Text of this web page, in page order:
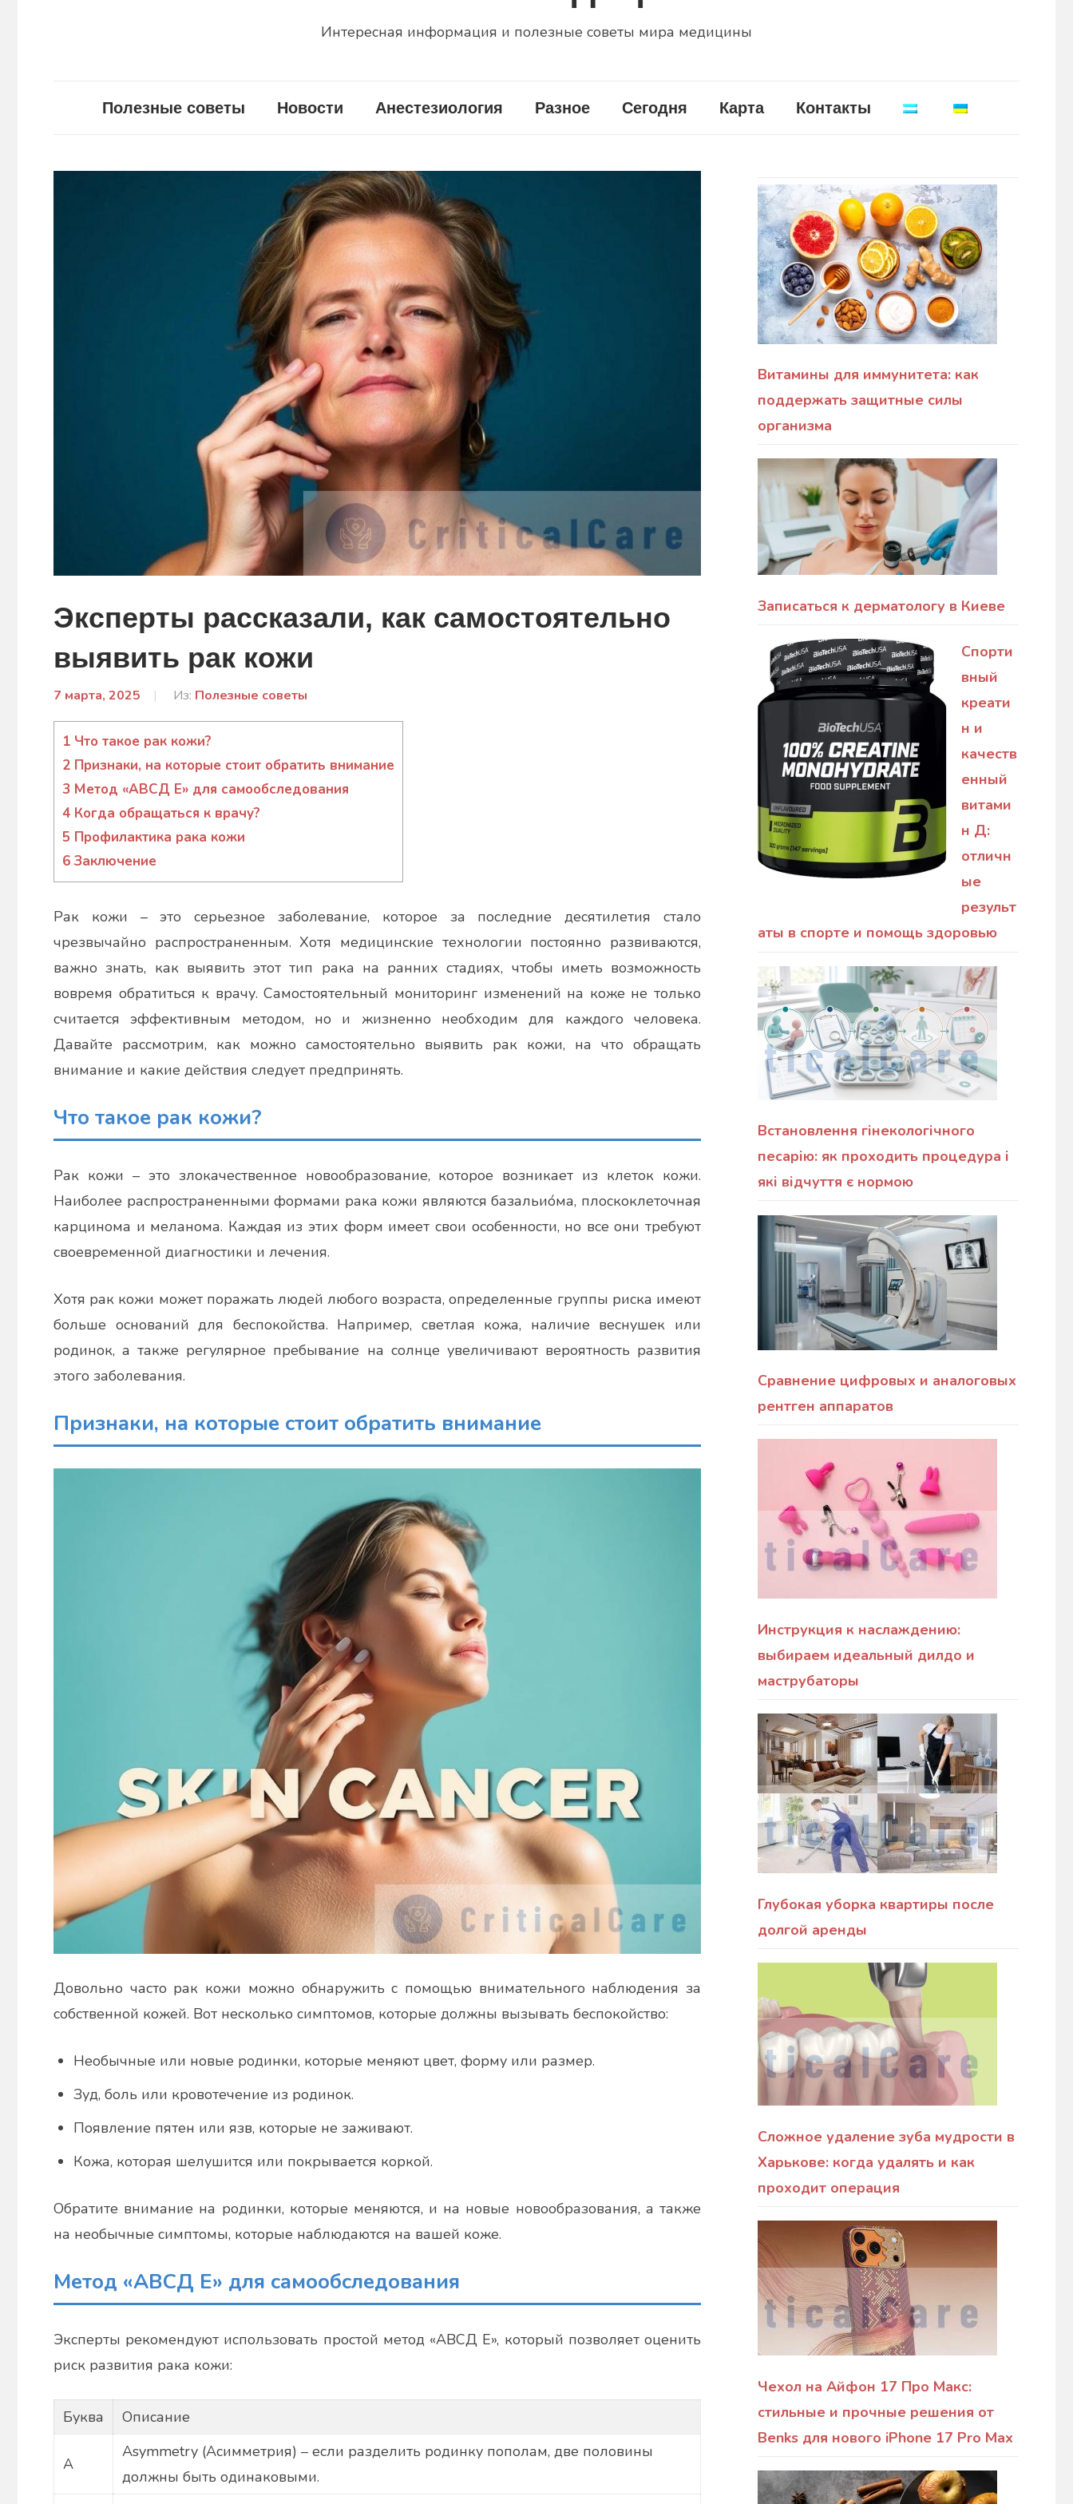
Интересная информация и полезные советы мира медицины
Полезные советы Новости Анестезиология Разное Сегодня Карта Контакты
Эксперты рассказали, как самостоятельно
выявить рак кожи
7 марта, 2025
От:
admin
Из: Полезные советы
1 Что такое рак кожи?
2 Признаки, на которые стоит обратить внимание
3 Метод «АВСД Е» для самообследования
4 Когда обращаться к врачу?
5 Профилактика рака кожи
6Заключение
Рак кожи – это серьезное заболевание, которое за последние десятилетия стало
чрезвычайно распространенным. Хотя медицинские технологии постоянно развиваются,
важно знать, как выявить этот тип рака на ранних стадиях, чтобы иметь возможность
вовремя обратиться к врачу. Самостоятельный мониторинг изменений на коже не только
считается эффективным методом, но и жизненно необходим для каждого человека.
Давайте рассмотрим, как можно самостоятельно выявить рак кожи, на что обращать
внимание и какие действия следует предпринять.
Что такое рак кожи?
Рак кожи – это злокачественное новообразование, которое возникает из клеток кожи.
Наиболее распространенными формами рака кожи являются базальио́ма, плоскоклеточная
карцинома и меланома. Каждая из этих форм имеет свои особенности, но все они требуют
своевременной диагностики и лечения.
Хотя рак кожи может поражать людей любого возраста, определенные группы риска имеют
больше оснований для беспокойства. Например, светлая кожа, наличие веснушек или
родинок, а также регулярное пребывание на солнце увеличивают вероятность развития
этого заболевания.
Признаки, на которые стоит обратить внимание
Довольно часто рак кожи можно обнаружить с помощью внимательного наблюдения за
собственной кожей. Вот несколько симптомов, которые должны вызывать беспокойство:
Необычные или новые родинки, которые меняют цвет, форму или размер.
Зуд, боль или кровотечение из родинок.
Появление пятен или язв, которые не заживают.
Кожа, которая шелушится или покрывается коркой.
Обратите внимание на родинки, которые меняются, и на новые новообразования, а также
на необычные симптомы, которые наблюдаются на вашей коже.
Метод «АВСД Е» для самообследования
Эксперты рекомендуют использовать простой метод «АВСД Е», который позволяет оценить
риск развития рака кожи:
Буква Описание
A
Asymmetry (Асимметрия) – если разделить родинку пополам, две половины
должны быть одинаковыми.
Витамины для иммунитета: как
поддержать защитные силы
организма
Записаться к дерматологу в Киеве
Спорти
вный
креати
н и
качеств
енный
витами
н Д:
отличн
ые
результ
аты в спорте и помощь здоровью
Встановлення гінекологічного
песарію: як проходить процедура і
які відчуття є нормою
Сравнение цифровых и аналоговых
рентген аппаратов
Инструкция к наслаждению:
выбираем идеальный дилдо и
маструбаторы
Глубокая уборка квартиры после
долгой аренды
Сложное удаление зуба мудрости в
Харькове: когда удалять и как
проходит операция
Чехол на Айфон 17 Про Макс:
стильные и прочные решения от
Benks для нового iPhone 17 Pro Max